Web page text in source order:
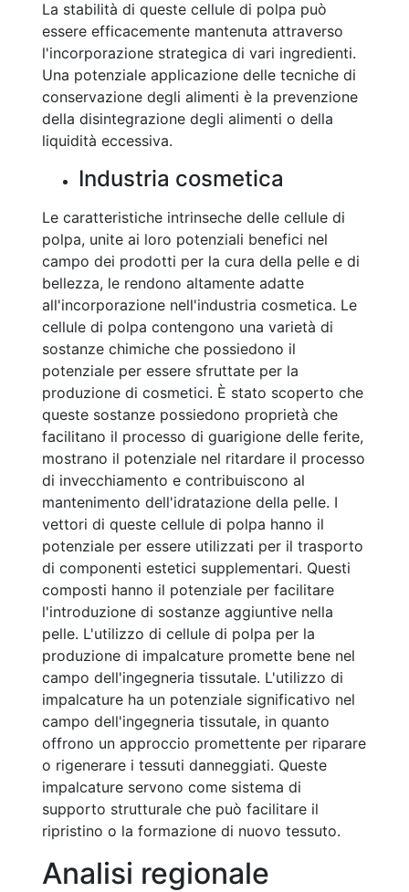
La stabilità di queste cellule di polpa può
essere efficacemente mantenuta attraverso
l'incorporazione strategica di vari ingredienti.
Una potenziale applicazione delle tecniche di
conservazione degli alimenti è la prevenzione
della disintegrazione degli alimenti o della
liquidità eccessiva.
Industria cosmetica
Le caratteristiche intrinseche delle cellule di
polpa, unite ai loro potenziali benefici nel
campo dei prodotti per la cura della pelle e di
bellezza, le rendono altamente adatte
all'incorporazione nell'industria cosmetica. Le
cellule di polpa contengono una varietà di
sostanze chimiche che possiedono il
potenziale per essere sfruttate per la
produzione di cosmetici. È stato scoperto che
queste sostanze possiedono proprietà che
facilitano il processo di guarigione delle ferite,
mostrano il potenziale nel ritardare il processo
di invecchiamento e contribuiscono al
mantenimento dell'idratazione della pelle. I
vettori di queste cellule di polpa hanno il
potenziale per essere utilizzati per il trasporto
di componenti estetici supplementari. Questi
composti hanno il potenziale per facilitare
l'introduzione di sostanze aggiuntive nella
pelle. L'utilizzo di cellule di polpa per la
produzione di impalcature promette bene nel
campo dell'ingegneria tissutale. L'utilizzo di
impalcature ha un potenziale significativo nel
campo dell'ingegneria tissutale, in quanto
offrono un approccio promettente per riparare
o rigenerare i tessuti danneggiati. Queste
impalcature servono come sistema di
supporto strutturale che può facilitare il
ripristino o la formazione di nuovo tessuto.
Analisi regionale